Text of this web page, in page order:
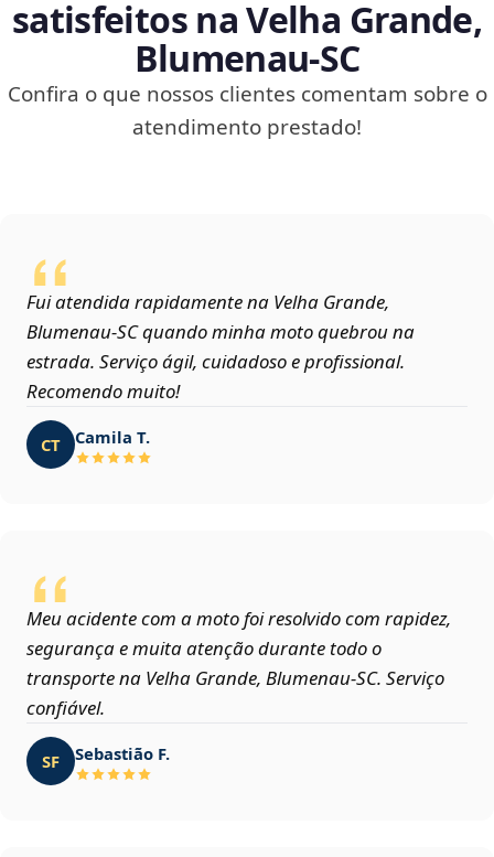
satisfeitos na Velha Grande,
Blumenau‑SC
Confira o que nossos clientes comentam sobre o
atendimento prestado!
Fui atendida rapidamente na Velha Grande,
Blumenau‑SC quando minha moto quebrou na
estrada. Serviço ágil, cuidadoso e profissional.
Recomendo muito!
CT Camila T.
Meu acidente com a moto foi resolvido com rapidez,
segurança e muita atenção durante todo o
transporte na Velha Grande, Blumenau‑SC. Serviço
confiável.
SF Sebastião F.